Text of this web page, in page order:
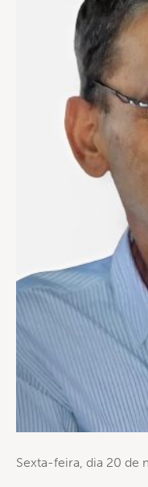
Sexta-feira, dia 20 de